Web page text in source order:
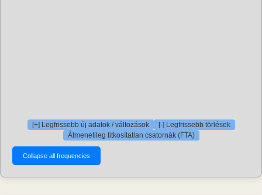
[+] Legfrissebb új adatok / változások
[-] Legfrissebb törlések
Átmenetileg titkosítatlan csatornák (FTA)